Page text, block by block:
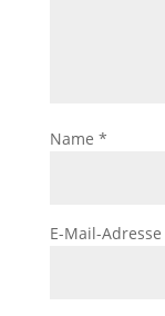
Name *
E-Mail-Adresse